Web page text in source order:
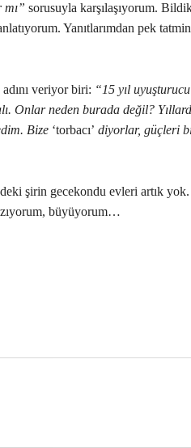
mı” sorusuyla karşılaşıyorum.
Yanıtlarımdan pek
veriyor biri: “15 yıl
Onlar neden burada değil?
Bize ‘torbacı’diyorlar, güçleri
şirin gecekondu evleri artık yok.
büyüyorum…